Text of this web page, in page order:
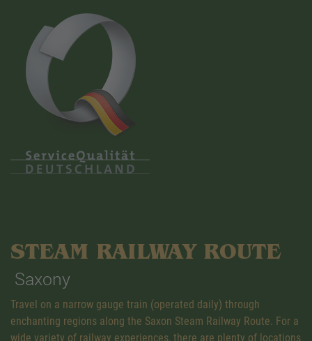
STEAM RAILWAY ROUTE
Saxony
Travel on a narrow gauge train (operated daily) through
enchanting regions along the Saxon Steam Railway Route. For a
wide variety of railway experiences, there are plenty of locations